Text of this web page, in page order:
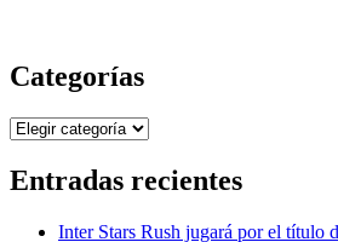
Categorías
Categorías
Entradas recientes
Inter Stars Rush jugará por el título